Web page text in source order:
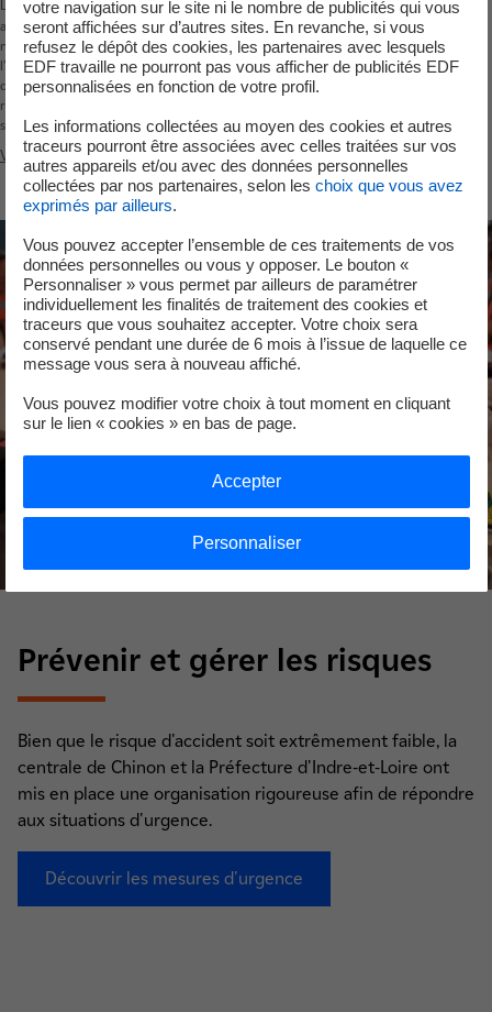
Les résultats de la surveillance de l’environnement
autour de la centrale sont transmis au réseau
national de mesures de la radioactivité dans
l’environnement. Développé sous l’égide de l’Autorité
de sûreté nucléaire, il est géré par l’Institut de
radioprotection et de sûreté nucléaire. Les données
sont disponibles sur leur site internet.
Visiter le site mesure-radioactivite.fr
Prévenir et gérer les risques
Bien que le risque d'accident soit extrêmement faible, la
centrale de Chinon et la Préfecture d'Indre-et-Loire ont
mis en place une organisation rigoureuse afin de répondre
aux situations d'urgence.
Découvrir les mesures d'urgence
votre navigation sur le site ni le nombre de publicités qui vous
seront affichées sur d’autres sites. En revanche, si vous
refusez le dépôt des cookies, les partenaires avec lesquels
EDF travaille ne pourront pas vous afficher de publicités EDF
personnalisées en fonction de votre profil.
Les informations collectées au moyen des cookies et autres
traceurs pourront être associées avec celles traitées sur vos
autres appareils et/ou avec des données personnelles
collectées par nos partenaires, selon les choix que vous avez
exprimés par ailleurs.
Vous pouvez accepter l’ensemble de ces traitements de vos
données personnelles ou vous y opposer. Le bouton «
Personnaliser » vous permet par ailleurs de paramétrer
individuellement les finalités de traitement des cookies et
traceurs que vous souhaitez accepter. Votre choix sera
conservé pendant une durée de 6 mois à l’issue de laquelle ce
message vous sera à nouveau affiché.
Vous pouvez modifier votre choix à tout moment en cliquant
sur le lien « cookies » en bas de page.
Personnaliser
Accepter